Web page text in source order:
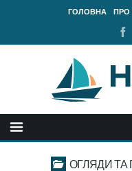
ГОЛОВНА ПРО
Ми
у
ОГЛЯДИ ТА